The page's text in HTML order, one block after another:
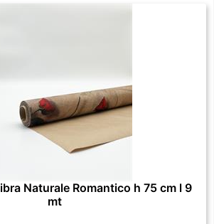
Naturale Romantico h 75 cm l 9
mt